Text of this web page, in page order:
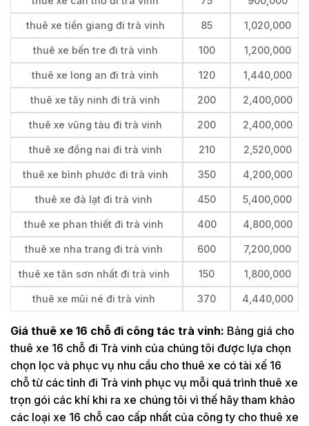
thuê xe tiền giang đi trà vinh 85 1,020,000
thuê xe bến tre đi trà vinh 100 1,200,000
thuê xe long an đi trà vinh 120 1,440,000
thuê xe tây ninh đi trà vinh 200 2,400,000
thuê xe vũng tàu đi trà vinh 200 2,400,000
thuê xe đồng nai đi trà vinh 210 2,520,000
thuê xe bình phước đi trà vinh 350 4,200,000
thuê xe đà lạt đi trà vinh 450 5,400,000
thuê xe phan thiết đi trà vinh 400 4,800,000
thuê xe nha trang đi trà vinh 600 7,200,000
thuê xe tân sơn nhất đi trà vinh 150 1,800,000
thuê xe mũi né đi trà vinh 370 4,440,000
Giá thuê xe 16 chỗ đi công tác trà vinh: Bảng giá cho
thuê xe 16 chỗ đi Trà vinh của chúng tôi được lựa chọn
chọn lọc và phục vụ nhu cầu cho thuê xe có tài xế 16
chỗ từ các tỉnh đi Trà vinh phục vụ mỗi quá trình thuê xe
trọn gói các khí khi ra xe chúng tôi vì thế hãy tham khảo
các loại xe 16 chỗ cao cấp nhất của công ty cho thuê xe